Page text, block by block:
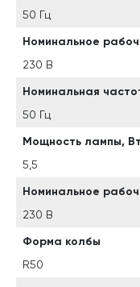
50 Гц
Номинальное
230 В
Номинальная
50 Гц
Мощность лампы, Вт
5,5
Номинальное
230 В
Форма колбы
R50